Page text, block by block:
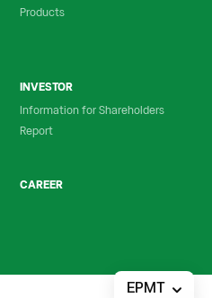
EPMT
Products
INVESTOR
Information for Shareholders
Report
CAREER